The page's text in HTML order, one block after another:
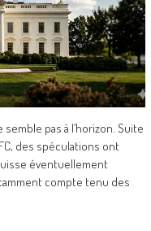
semble pas à l’horizon. Suite
des spéculations ont
éventuellement
compte tenu des